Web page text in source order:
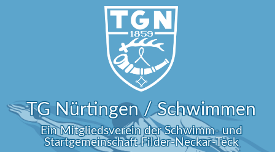
TG Nürtingen / Schwimmen
Ein Mitgliedsverein der Schwimm- und
Startgemeinschaft Filder-Neckar-Teck